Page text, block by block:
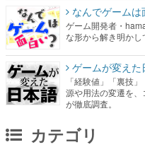
なんでゲームは
ゲーム開発者・
な形から解き明かし
ゲームが変えた
「経験値」「裏技
源や用法の変遷を
が徹底調査。
カテゴリ